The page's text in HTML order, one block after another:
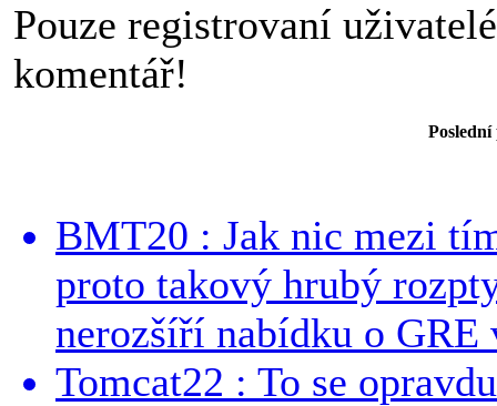
Pouze registrovaní
komentář!
BMT20 : Jak nic mezi
proto takový hrubý
nerozšíří nabídku o GRE
Tomcat22 : To se